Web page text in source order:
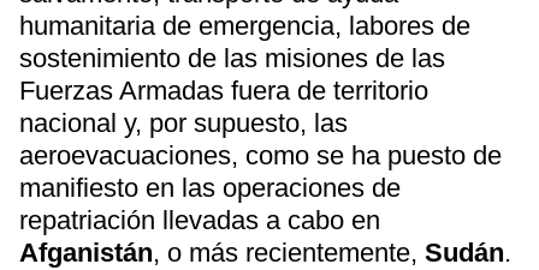
humanitaria de emergencia, labores de
sostenimiento de las misiones de las
Fuerzas Armadas fuera de territorio
nacional y, por supuesto, las
aeroevacuaciones, como se ha puesto de
manifiesto en las operaciones de
repatriación llevadas a cabo en
Afganistán, o más recientemente, Sudán.